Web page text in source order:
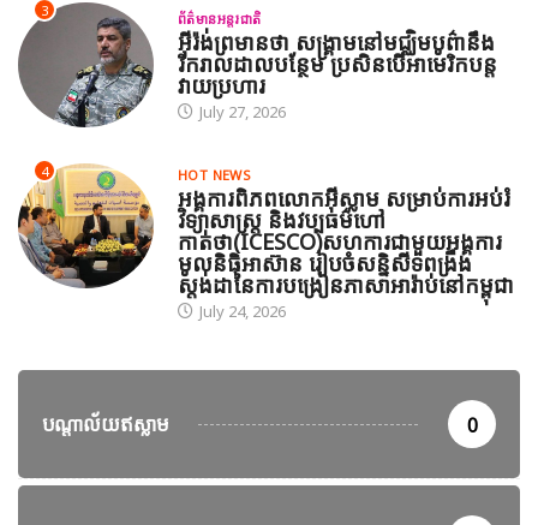
3 ព័ត៌មានអន្តរជាតិ
អ៊ីរ៉ង់ព្រមានថា សង្គ្រាមនៅមជ្ឈិមបូព៌ានឹង
រីករាលដាលបន្ថែម ប្រសិនបើអាមេរិកបន្ត
វាយប្រហារ
July 27, 2026
4 HOT NEWS
អង្គការពិភពលោកអ៊ីស្លាម សម្រាប់ការអប់រំ
វិទ្យាសាស្ត្រ និងវប្បធម៌ហៅ
កាត់ថា(ICESCO)សហការជាមួយអង្គការ
មូលនិធិអាស៊ាន រៀបចំសន្និសីទពង្រឹង
ស្តង់ដានៃការបង្រៀនភាសាអារ៉ាប់នៅកម្ពុជា
July 24, 2026
បណ្តាល័យឥស្លាម 0